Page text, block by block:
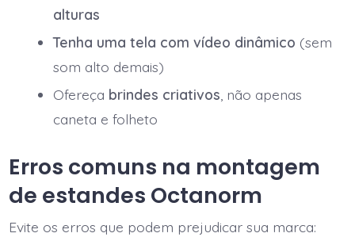
alturas
Tenha uma tela com vídeo dinâmico (sem
som alto demais)
Ofereça brindes criativos , não apenas
caneta e folheto
Erros comuns na montagem
de estandes Octanorm
Evite os erros que podem prejudicar sua marca: